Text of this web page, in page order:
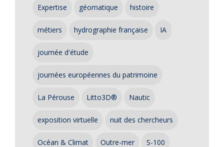
Expertise géomatique histoire
métiers hydrographie française IA
journée d'étude
journées européennes du patrimoine
La Pérouse Litto3D® Nautic
exposition virtuelle nuit des chercheurs
Océan & Climat Outre-mer S-100